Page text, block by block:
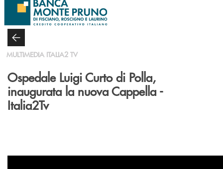
Salta al contenuto principale
MULTIMEDIA ITALIA2 TV
Ospedale Luigi Curto di Polla,
inaugurata la nuova Cappella -
Italia2Tv